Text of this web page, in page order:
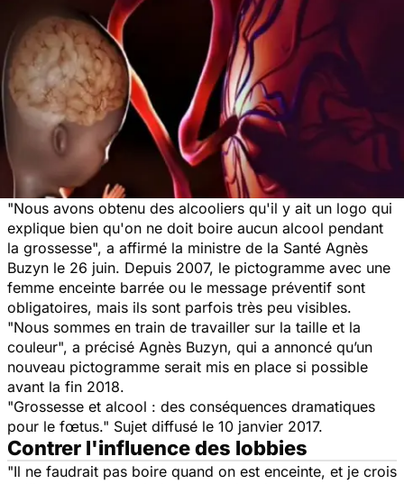
"Nous avons obtenu des alcooliers qu'il y ait un logo qui
explique bien qu'on ne doit boire aucun alcool pendant
la grossesse", a affirmé la ministre de la Santé Agnès
Buzyn le 26 juin. Depuis 2007, le pictogramme avec une
femme enceinte barrée ou le message préventif sont
obligatoires, mais ils sont parfois très peu visibles.
"Nous sommes en train de travailler sur la taille et la
couleur", a précisé Agnès Buzyn, qui a annoncé qu’un
nouveau pictogramme serait mis en place si possible
avant la fin 2018.
"Grossesse et alcool : des conséquences dramatiques
pour le fœtus." Sujet diffusé le 10 janvier 2017.
Contrer l'influence des lobbies
"Il ne faudrait pas boire quand on est enceinte, et je crois